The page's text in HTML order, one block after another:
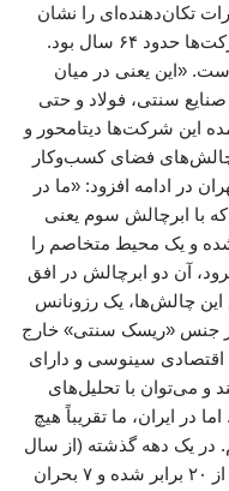
تکان‌دهنده‌ای را نشان
می‌دهد: دهه ۱۹۶۰: میانگین عمر شرکت‌ها حدود ۶۴ سال بود.
سال رسیده است. «این یعنی در میان
سنتی، فولاد و حتی
این شرکت‌ها دیتامحور و
فضای کسب‌وکار
در ادامه افزود: «ما در
که با ابرچالش سوم یعنی
و یک محیط متخاصم را
آن دو ابرچالش در افق
این چالش‌ها، یک رزونانس
از جنس «ریسک سنتی» خارج
سینوسی و دارای
می‌توان با تحلیل‌های
در ایران، ما تقریباً هیچ
در یک دهه گذشته (از سال
۱۳۹۰ تاکنون)، نرخ دلار در کشور بیش از ۲۰ برابر شده و ۷ بحران